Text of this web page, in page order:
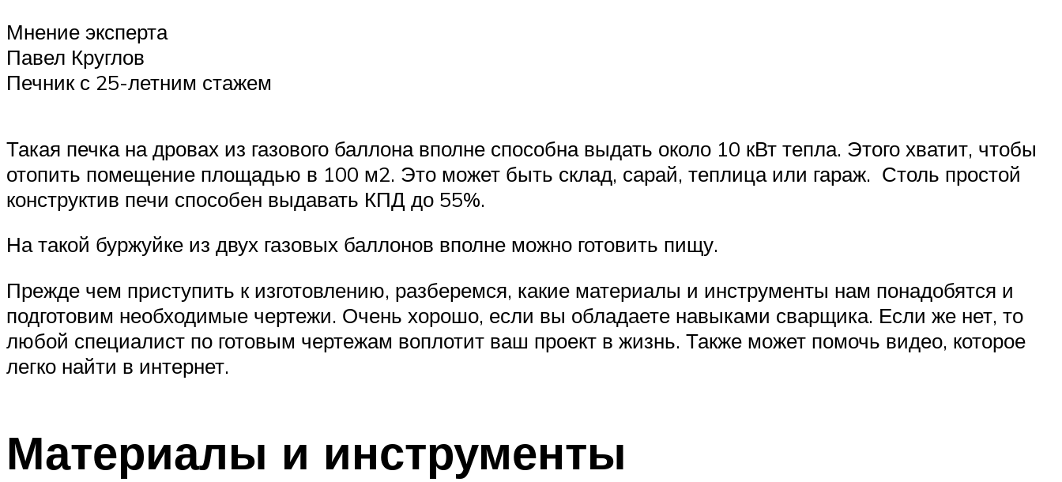
Мнение эксперта
Павел Круглов
Печник с 25-летним стажем
Такая печка на дровах из газового баллона вполне способна выдать около 10 кВт тепла. Этого хватит, чтобы
отопить помещение площадью в 100 м2. Это может быть склад, сарай, теплица или гараж. Столь простой
конструктив печи способен выдавать КПД до 55%.
На такой буржуйке из двух газовых баллонов вполне можно готовить пищу.
Прежде чем приступить к изготовлению, разберемся, какие материалы и инструменты нам понадобятся и
подготовим необходимые чертежи. Очень хорошо, если вы обладаете навыками сварщика. Если же нет, то
любой специалист по готовым чертежам воплотит ваш проект в жизнь. Также может помочь видео, которое
легко найти в интернет.
Материалы и инструменты